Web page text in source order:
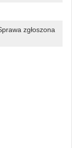
zgłoszona